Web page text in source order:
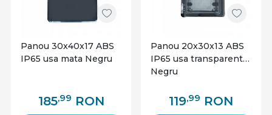
Panou 30x40x17 ABS
IP65 usa mata Negru
185,99 RON
Panou 20x30x13 ABS
IP65 usa transparenta
Negru
119,99 RON